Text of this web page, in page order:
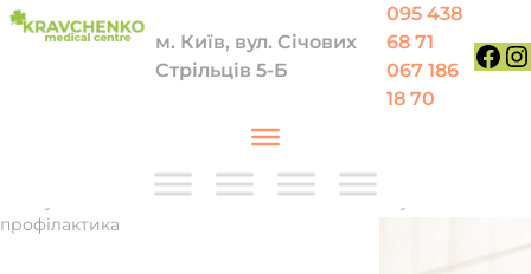
Перейти до вмісту
м. Київ, вул. Січових
Стрільців 5-Б
095 438
68 71
067 186
18 70
Стоматологія—Гігієна молочних зубів.
профілактика